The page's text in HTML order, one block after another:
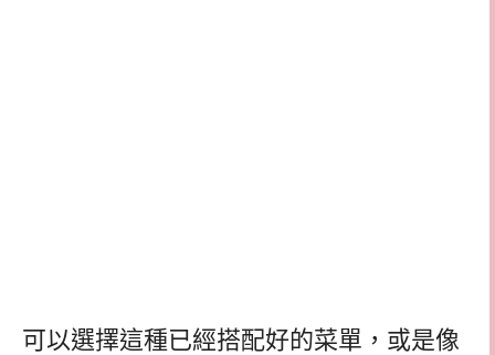
可以選擇這種已經搭配好的菜單，或是像